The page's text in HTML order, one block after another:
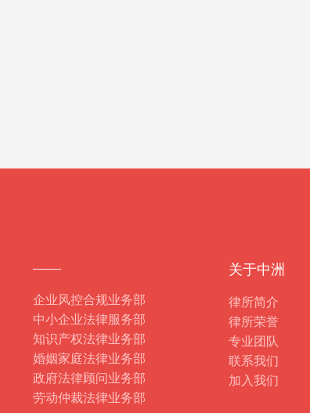
——
企业风控合规业务部
中小企业法律服务部
知识产权法律业务部
婚姻家庭法律业务部
政府法律顾问业务部
劳动仲裁法律业务部
关于中洲
律所简介
律所荣誉
专业团队
联系我们
加入我们